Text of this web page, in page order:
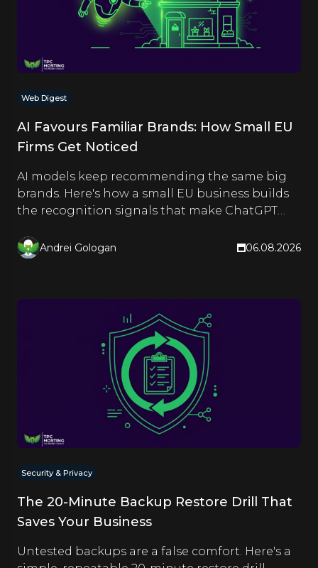
Web Digest
AI Favours Familiar Brands: How Small EU
Firms Get Noticed
AI models keep recommending the same big
brands. Here's how a small EU business builds
the recognition signals that make ChatGPT
Andrei Gologan 06.08.2026
Security & Privacy
The 20-Minute Backup Restore Drill That
Saves Your Business
Untested backups are a false comfort. Here's a